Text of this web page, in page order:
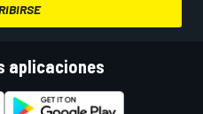
aplicaciones